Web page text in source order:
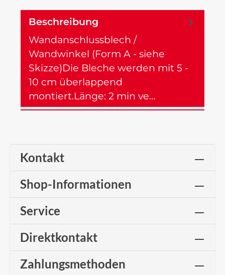
Beschreibung
Wandanschlussblech /
Wandwinkel (Form A - siehe
Skizze)Die Bleche werden mit 5 -
10 cm überlappend
montiert.Länge: 2 min ve…
Kontakt
Shop-Informationen
Service
Direktkontakt
Zahlungsmethoden